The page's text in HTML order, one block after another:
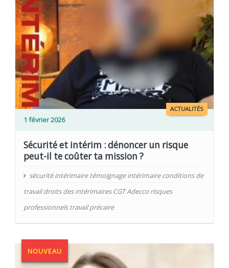
ACTUALITÉS
1 février 2026
Sécurité et intérim : dénoncer un risque
peut-il te coûter ta mission ?
sécurité intérimaire témoignage intérimaire conditions de
travail droits des intérimaires CGT Adecco risques
professionnels travail précaire
NOUVEAU